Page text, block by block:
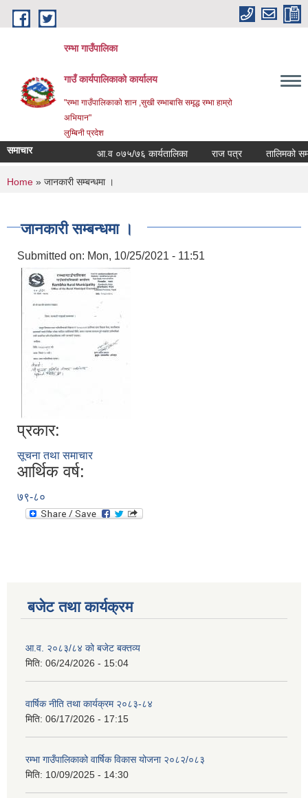
Skip to main content
रम्भा गाउँपालिका
गाउँ कार्यपालिकाको कार्यालय
"रम्भा गाउँपालिकाको शान ,सुखी रम्भाबासि समृद्ध रम्भा हाम्रो
अभियान"
लुम्बिनी प्रदेश
समाचार आ.व ०७५/७६ कार्यतालिका राज पत्र तालिमको समय
You are here
Home » जानकारी सम्बन्धमा ।
जानकारी सम्बन्धमा ।
Submitted on: Mon, 10/25/2021 - 11:51
प्रकार:
सूचना तथा समाचार
आर्थिक वर्ष:
७९-८०
बजेट तथा कार्यक्रम
आ.व. २०८३/८४ को बजेट बक्तव्य
मिति: 06/24/2026 - 15:04
वार्षिक नीति तथा कार्यक्रम २०८३-८४
मिति: 06/17/2026 - 17:15
रम्भा गाउँपालिकाको वार्षिक विकास योजना २०८२/०८३
मिति: 10/09/2025 - 14:30